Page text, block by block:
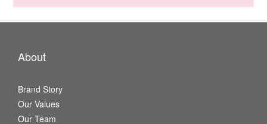
About
Brand Story
Our Values
Our Team